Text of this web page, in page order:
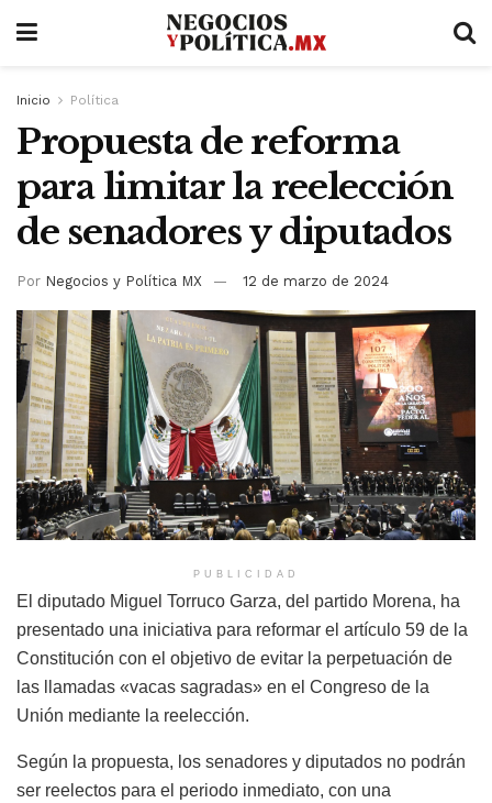
Inicio Política
Propuesta de reforma
para limitar la reelección
de senadores y diputados
Por Negocios y Política MX 12 de marzo de 2024
PUBLICIDAD
El diputado Miguel Torruco Garza, del partido Morena, ha
presentado una iniciativa para reformar el artículo 59 de la
Constitución con el objetivo de evitar la perpetuación de
las llamadas «vacas sagradas» en el Congreso de la
Unión mediante la reelección.
Según la propuesta, los senadores y diputados no podrán
ser reelectos para el periodo inmediato, con una